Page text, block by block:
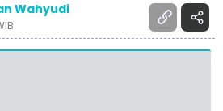
Wahyudi